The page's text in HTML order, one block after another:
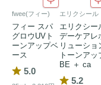
fwee(フィー)
フィー スパ
グロウUVト
ーンアップベ
ース
5.0
エリクシール
エリクシー
デーケアレ
リューショ
トーンアッ
BE ＋ ca
5.2